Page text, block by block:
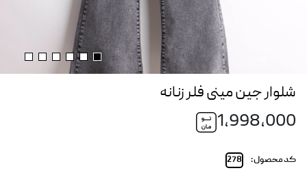
شلوار جین مینی فلر زنانه
1,998,000
کد محصول : 278